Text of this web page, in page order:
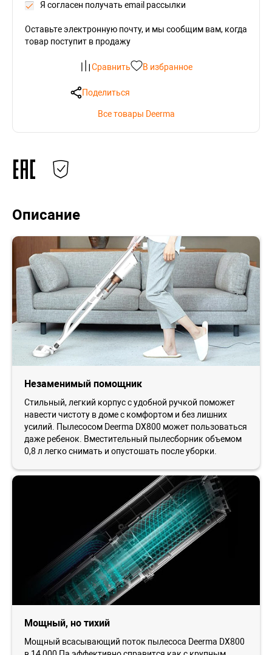
Я согласен получать email рассылки
Оставьте электронную почту, и мы сообщим вам, когда
товар поступит в продажу
Сравнить В избранное
Поделиться
Все товары Deerma
Описание
Незаменимый помощник
Стильный, легкий корпус с удобной ручкой поможет
навести чистоту в доме с комфортом и без лишних
усилий. Пылесосом Deerma DX800 может пользоваться
даже ребенок. Вместительный пылесборник объемом
0,8 л легко снимать и опустошать после уборки.
Мощный, но тихий
Мощный всасывающий поток пылесоса Deerma DX800